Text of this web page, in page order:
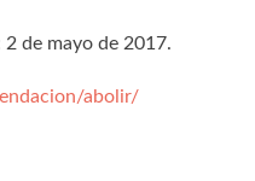
2 de mayo de 2017.
abolir/